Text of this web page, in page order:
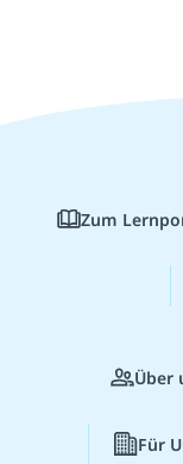
Zum
Über
Für